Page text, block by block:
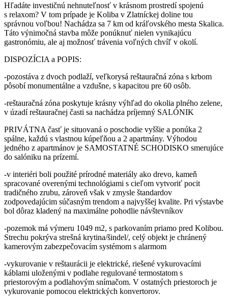
Hľadáte investičnú nehnuteľnosť v krásnom prostredí spojenú
s relaxom? V tom prípade je Koliba v Zlatníckej doline tou
správnou voľbou! Nachádza sa 7 km od kráľovského mesta Skalica.
Táto výnimočná stavba môže ponúknuť nielen vynikajúcu
gastronómiu, ale aj možnosť trávenia voľných chvíľ v okolí.
DISPOZÍCIA a POPIS:
-pozostáva z dvoch podlaží, veľkorysá reštauračná zóna s krbom
pôsobí monumentálne a vzdušne, s kapacitou pre 60 osôb.
-reštauračná zóna poskytuje krásny výhľad do okolia plného zelene,
v úzadí reštauračnej časti sa nachádza príjemný SALÓNIK
PRIVÁTNA časť je situovaná o poschodie vyššie a ponúka 2
spálne, každú s vlastnou kúpeľňou a 2 apartmány. Výhodou
jedného z apartmánov je SAMOSTATNÉ SCHODISKO smerujúce
do salóniku na prízemí.
-v interiéri boli použité prírodné materiály ako drevo, kameň
spracované overenými technológiami s cieľom vytvoriť pocit
tradičného zrubu, zároveň však v zmysle štandardov
zodpovedajúcim súčasným trendom a najvyššej kvalite. Pri výstavbe
bol dôraz kladený na maximálne pohodlie návštevníkov
-pozemok má výmeru 1049 m2, s parkovaním priamo pred Kolibou.
Strechu pokrýva strešná krytina/šindel/, celý objekt je chránený
kamerovým zabezpečovacím systémom s alarmom
-vykurovanie v reštaurácii je elektrické, riešené vykurovacími
káblami uloženými v podlahe regulované termostatom s
priestorovým a podlahovým snímačom. V ostatných priestoroch je
vykurovanie pomocou elektrických konvertorov.